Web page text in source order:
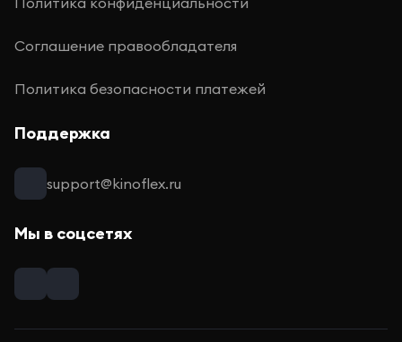
Соглашение правообладателя
Политика безопасности платежей
Поддержка
support@kinoflex.ru
Мы в соцсетях